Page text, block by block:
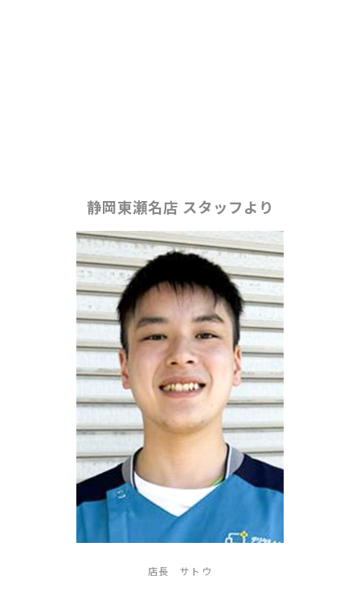
静岡東瀬名店 スタッフより
店長 サトウ